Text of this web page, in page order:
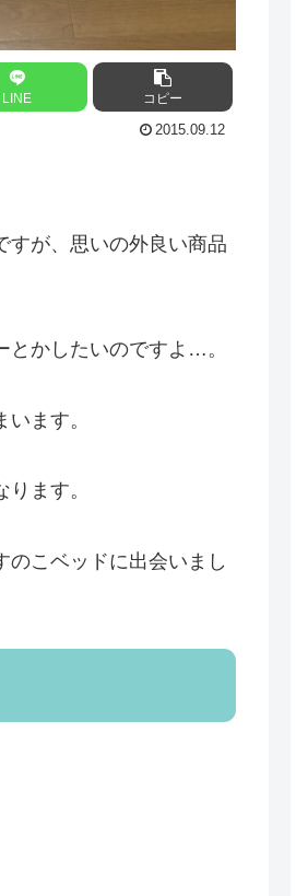
LINE コピー
2015.09.12
すが、思いの外良い商品
とかしたいのですよ…。
ます。
ます。
のこベッドに出会いまし